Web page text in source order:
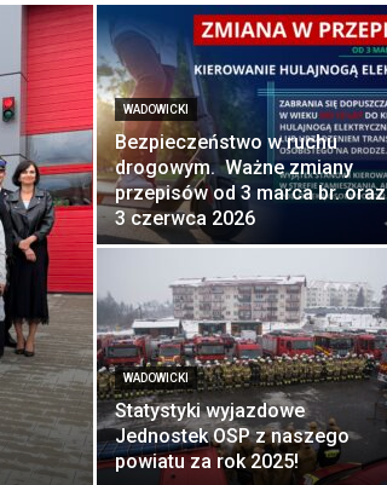
WADOWICKI
Bezpieczeństwo w ruchu
drogowym. Ważne zmiany
przepisów od 3 marca br. oraz
3 czerwca 2026
WADOWICKI
Statystyki wyjazdowe
Jednostek OSP z naszego
powiatu za rok 2025!